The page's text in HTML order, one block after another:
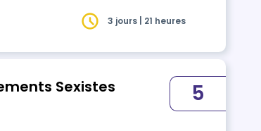
3 jours | 21 heures
Sexistes
5